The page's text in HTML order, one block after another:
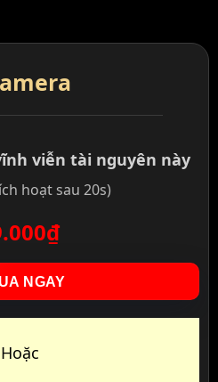
viễn tài nguyên này
hoạt sau 20s)
NGAY
Hoặc